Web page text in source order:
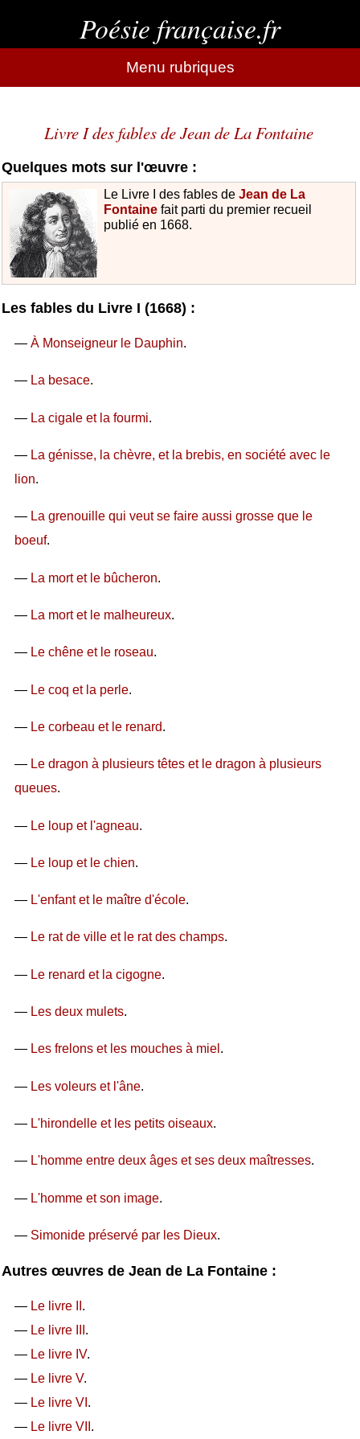
Poésie française.fr
Menu rubriques
Livre I des fables de Jean de La Fontaine
Quelques mots sur l'œuvre :
Le Livre I des fables de Jean de La
Fontainefait parti du premier recueil
publié en 1668.
Les fables du Livre I (1668) :
— À Monseigneur le Dauphin.
— La besace.
— La cigale et la fourmi.
— La génisse, la chèvre, et la brebis, en société avec le
lion.
— La grenouille qui veut se faire aussi grosse que le
boeuf.
— La mort et le bûcheron.
— La mort et le malheureux.
— Le chêne et le roseau.
— Le coq et la perle.
— Le corbeau et le renard.
— Le dragon à plusieurs têtes et le dragon à plusieurs
queues.
— Le loup et l'agneau.
— Le loup et le chien.
— L'enfant et le maître d'école.
— Le rat de ville et le rat des champs.
— Le renard et la cigogne.
— Les deux mulets.
— Les frelons et les mouches à miel .
— Les voleurs et l'âne.
— L'hirondelle et les petits oiseaux.
— L'homme entre deux âges et ses deux maîtresses.
— L'homme et son image.
— Simonide préservé par les Dieux.
Autres œuvres de Jean de La Fontaine :
— Le livre II .
— Le livre III .
— Le livre IV.
— Le livre V.
— Le livre VI .
— Le livre VII .